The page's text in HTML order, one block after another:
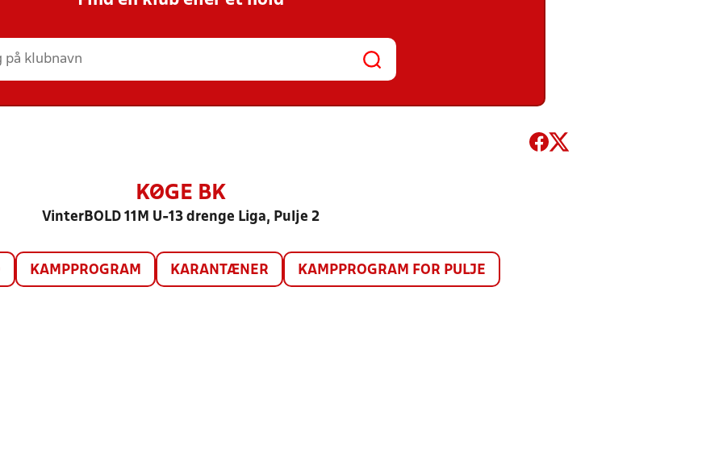
KØGE BK
VinterBOLD 11M U-13 drenge Liga, Pulje 2
KAMPPROGRAM KARANTÆNER KAMPPROGRAM FOR PULJE